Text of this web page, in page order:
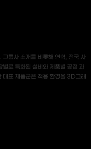
그룹사 소개를 비롯해 연혁, 전국 사
별로 특화된 설비와 제품별 공정 과
대표 제품군은 적용 환경을 3D그래